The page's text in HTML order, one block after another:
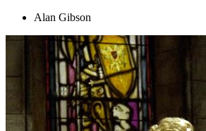
Alan Gibson